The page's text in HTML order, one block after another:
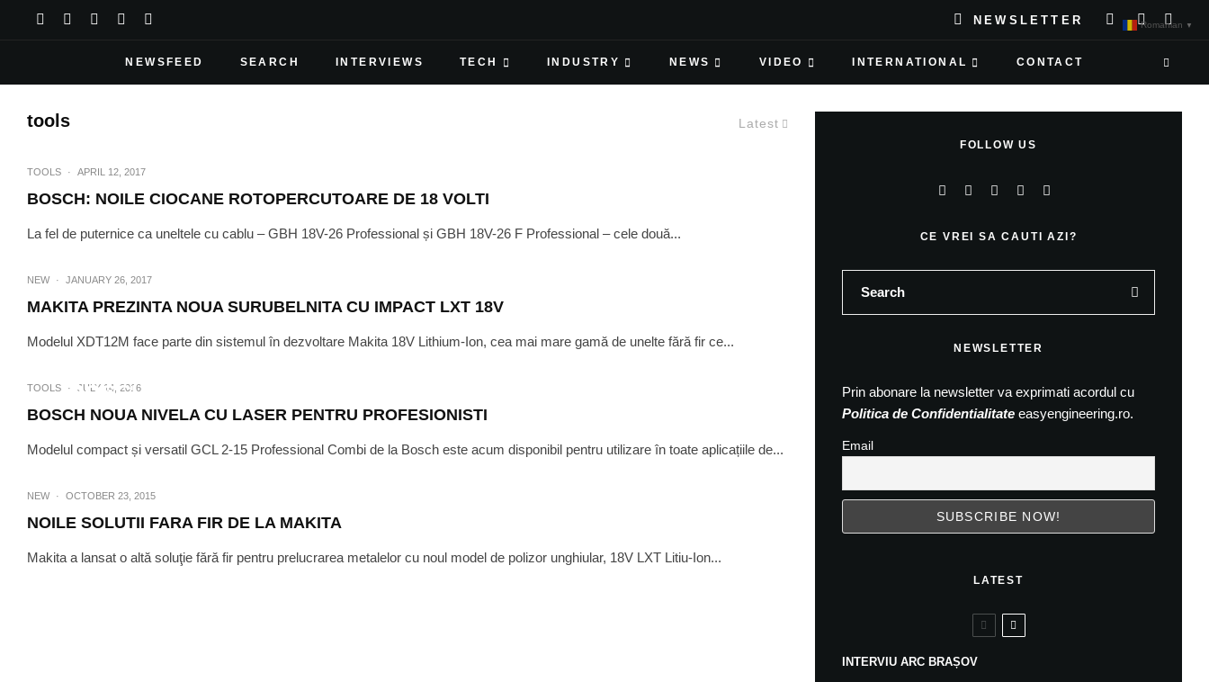
NEWSLETTER
NEWSFEED SEARCH INTERVIEWS TECH INDUSTRY NEWS VIDEO INTERNATIONAL CONTACT
Latest
tools
TOOLS · APRIL 12, 2017
BOSCH: NOILE CIOCANE ROTOPERCUTOARE DE 18 VOLTI
La fel de puternice ca uneltele cu cablu – GBH 18V-26 Professional și GBH 18V-26 F Professional – cele două...
NEW · JANUARY 26, 2017
MAKITA PREZINTA NOUA SURUBELNITA CU IMPACT LXT 18V
Modelul XDT12M face parte din sistemul în dezvoltare Makita 18V Lithium-Ion, cea mai mare gamă de unelte fără fir ce...
BOSCH PREZINTA LASERUL COMBI PROFESSIONAL GCL 2-15 G
TOOLS · JULY 14, 2016
BOSCH NOUA NIVELA CU LASER PENTRU PROFESIONISTI
Modelul compact și versatil GCL 2-15 Professional Combi de la Bosch este acum disponibil pentru utilizare în toate aplicațiile de...
NEW · OCTOBER 23, 2015
NOILE SOLUTII FARA FIR DE LA MAKITA
Makita a lansat o altă soluţie fără fir pentru prelucrarea metalelor cu noul model de polizor unghiular, 18V LXT Litiu-Ion...
FOLLOW US
CE VREI SA CAUTI AZI?
NEWSLETTER
Prin abonare la newsletter va exprimati acordul cu
Politica de Confidentialitate easyengineering.ro.
Email
LATEST
INTERVIU ARC BRAȘOV
Romanian ▼